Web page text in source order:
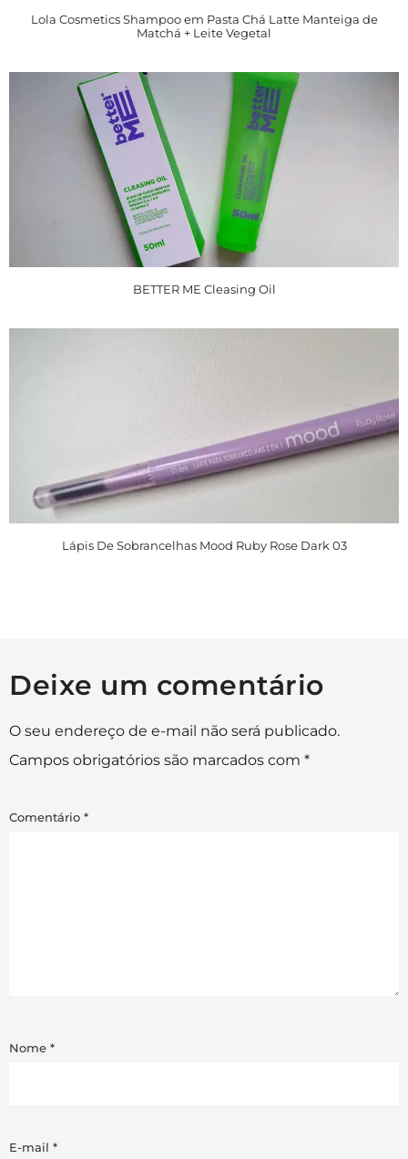
Lola Cosmetics Shampoo em Pasta Chá Latte Manteiga de
Matchá + Leite Vegetal
BETTER ME Cleasing Oil
Lápis De Sobrancelhas Mood Ruby Rose Dark 03
Deixe um comentário
O seu endereço de e-mail não será publicado.
Campos obrigatórios são marcados com *
Comentário *
Nome *
E-mail *